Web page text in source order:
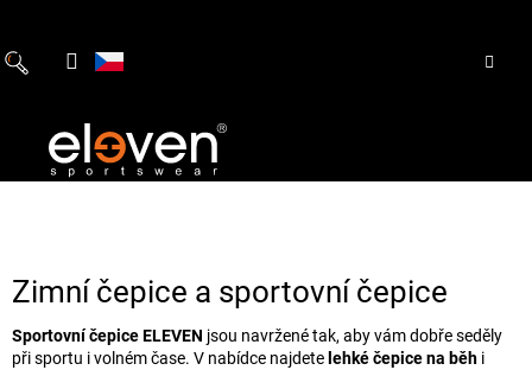
obsah
Zimní čepice a sportovní čepice
Sportovní čepice ELEVEN jsou navržené tak, aby vám dobře seděly
při sportu i volném čase. V nabídce najdete lehké čepice na běh i